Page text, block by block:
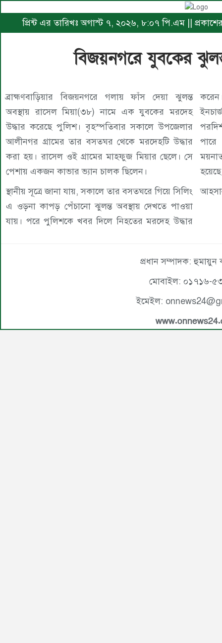
প্রিন্ট এর তারিখঃ অগাস্ট ৭, ২০২৬, ৮:০৭ পি.এম ||
বিজয়নগরে যুবকের
ব্রাহ্মণবাড়িয়ার বিজয়নগরে গলায় ফাঁস দেয়া ঝুলন্ত
অবস্থায় রাসেল মিয়া(৩৮) নামে এক যুবকের মরদেহ
উদ্ধার করেছে পুলিশ। বৃহস্পতিবার সকালে উপজেলার
আলীনগর গ্রামের তার বসতঘর থেকে মরদেহটি উদ্ধার
করা হয়। রাসেল ওই গ্রামের মাহফুজ মিয়ার ছেলে। সে
পেশায় একজন কাভার ভ্যান চালক ছিলেন।
স্থানীয় সূত্রে জানা যায়, সকালে তার বসতঘরে গিয়ে সিলিং
এ ওড়না কাপড় পেঁচানো ঝুলন্ত অবস্থায় দেখতে পাওয়া
যায়। পরে পুলিশকে খবর দিলে নিহতের মরদেহ উদ্ধার
প্রধান সম্পাদক: হুমায়ুন
মোবাইল: ০১৭১৬-
ইমেইল: